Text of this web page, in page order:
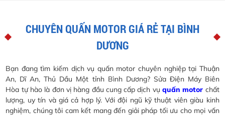
CHUYÊN QUẤN MOTOR GIÁ RẺ TẠI BÌNH
DƯƠNG
Bạn đang tìm kiếm dịch vụ quấn motor chuyên nghiệp tại Thuận
An, Dĩ An, Thủ Dầu Một tỉnh Bình Dương? Sửa Điện Máy Biên
Hòa tự hào là đơn vị hàng đầu cung cấp dịch vụquấn motor chất
lượng, uy tín và giá cả hợp lý. Với đội ngũ kỹ thuật viên giàu kinh
nghiệm, chúng tôi cam kết mang đến giải pháp tối ưu cho mọi vấn